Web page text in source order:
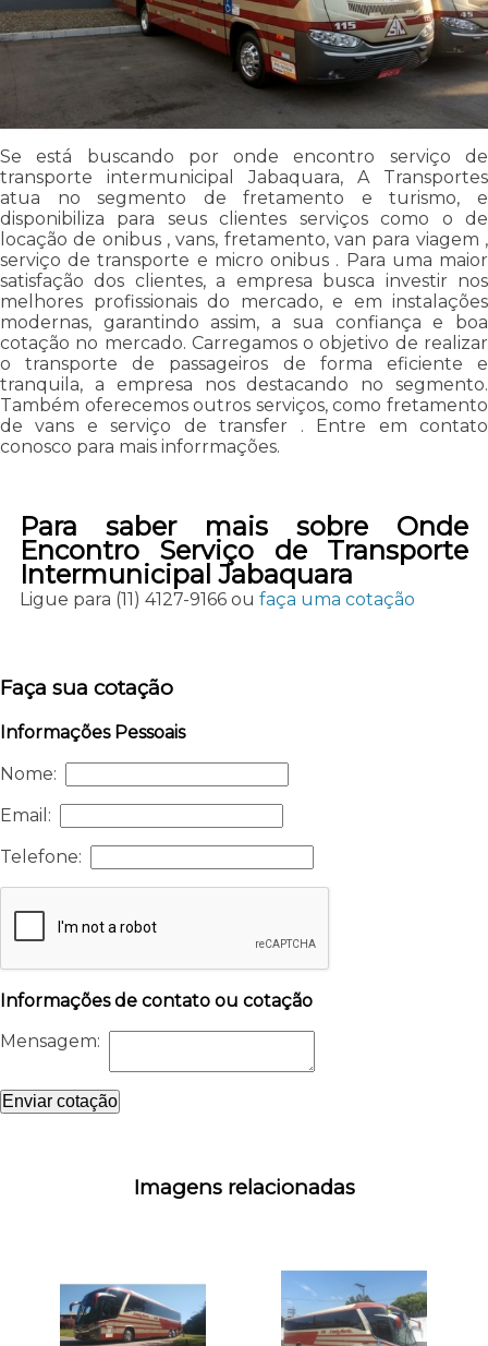
Se está buscando por onde encontro serviço de
transporte intermunicipal Jabaquara, A Transportes
atua no segmento de fretamento e turismo, e
disponibiliza para seus clientes serviços como o de
locação de onibus , vans, fretamento, van para viagem ,
serviço de transporte e micro onibus . Para uma maior
satisfação dos clientes, a empresa busca investir nos
melhores profissionais do mercado, e em instalações
modernas, garantindo assim, a sua confiança e boa
cotação no mercado. Carregamos o objetivo de realizar
o transporte de passageiros de forma eficiente e
tranquila, a empresa nos destacando no segmento.
Também oferecemos outros serviços, como fretamento
de vans e serviço de transfer . Entre em contato
conosco para mais inforrmações.
Para saber mais sobre Onde
Encontro Serviço de Transporte
Intermunicipal Jabaquara
Ligue para (11) 4127-9166ou faça uma cotação
Faça sua cotação
Informações Pessoais
Nome:
Email:
Telefone:
Informações de contato ou cotação
Mensagem:
Enviar cotação
Imagens relacionadas